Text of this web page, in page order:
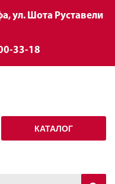
ул. Шота Руставели
33-18
КАТАЛОГ